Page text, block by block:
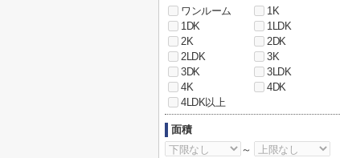
ワンルーム
1K
1DK
1LDK
2K
2DK
2LDK
3K
3DK
3LDK
4K
4DK
4LDK以上
面積
～